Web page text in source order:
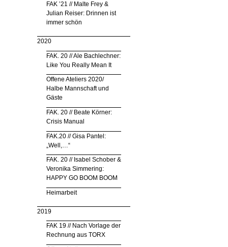
FAK ’21 // Malte Frey &
Julian Reiser: Drinnen ist
immer schön
2020
FAK. 20 // Ale Bachlechner:
Like You Really Mean It
Offene Ateliers 2020/
Halbe Mannschaft und
Gäste
FAK. 20 // Beate Körner:
Crisis Manual
FAK.20 // Gisa Pantel:
„Well,…“
FAK. 20 // Isabel Schober &
Veronika Simmering:
HAPPY GO BOOM BOOM
Heimarbeit
2019
FAK 19 // Nach Vorlage der
Rechnung aus TORX